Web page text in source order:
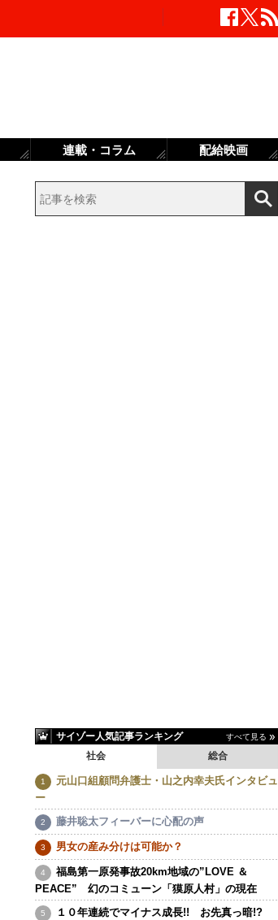
サイゾー人気記事ランキング すべて見る
社会 総合
元山口組顧問弁護士・山之内幸夫氏インタビュ
ー
藤井聡太フィーバーに心配の声
男女の産み分けは可能か？
福島第一原発事故20km地域の”LOVE ＆
PEACE” 幻のコミューン「獏原人村」の現在
１０年連続でマイナス成長!! お先真っ暗!?
連載・コラム 配給映画